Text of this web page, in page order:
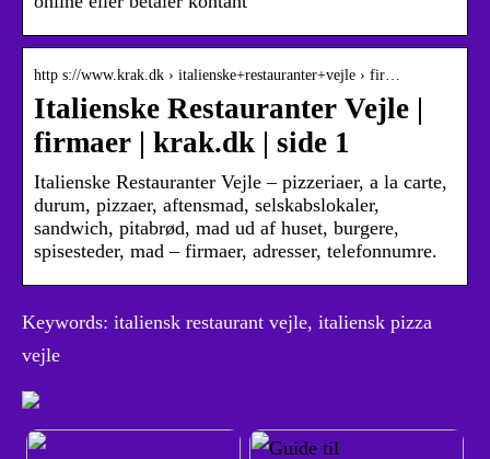
http s://www.krak.dk › italienske+restauranter+vejle › fir…
Italienske Restauranter Vejle |
firmaer | krak.dk | side 1
Italienske Restauranter Vejle – pizzeriaer, a la carte,
durum, pizzaer, aftensmad, selskabslokaler,
sandwich, pitabrød, mad ud af huset, burgere,
spisesteder, mad – firmaer, adresser, telefonnumre.
Keywords: italiensk restaurant vejle, italiensk pizza
vejle